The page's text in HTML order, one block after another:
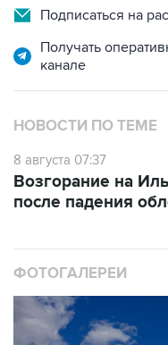
Получать
НОВОСТИ ПО ТЕМЕ
8 августа 07:37
после падения